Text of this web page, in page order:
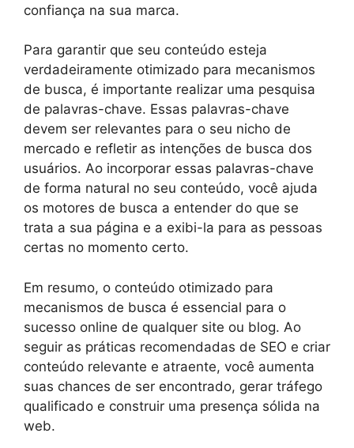
confiança na sua marca.
Para garantir que seu conteúdo esteja
verdadeiramente otimizado para mecanismos
de busca, é importante realizar uma pesquisa
de palavras-chave. Essas palavras-chave
devem ser relevantes para o seu nicho de
mercado e refletir as intenções de busca dos
usuários. Ao incorporar essas palavras-chave
de forma natural no seu conteúdo, você ajuda
os motores de busca a entender do que se
trata a sua página e a exibi-la para as pessoas
certas no momento certo.
Em resumo, o conteúdo otimizado para
mecanismos de busca é essencial para o
sucesso online de qualquer site ou blog. Ao
seguir as práticas recomendadas de SEO e criar
conteúdo relevante e atraente, você aumenta
suas chances de ser encontrado, gerar tráfego
qualificado e construir uma presença sólida na
web.